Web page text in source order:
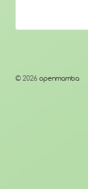
© 2026 openmamba